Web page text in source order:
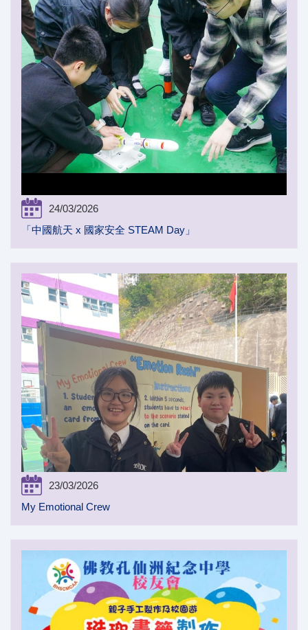
24/03/2026
「中國航天 x 國家安全 STEAM Day」
23/03/2026
My Emotional Crew